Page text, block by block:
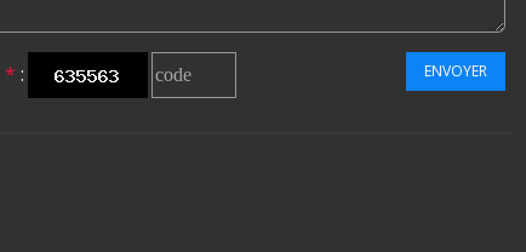
* : ENVOYER